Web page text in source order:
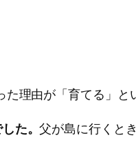
理由が「育てる」と
た。父が島に行くと